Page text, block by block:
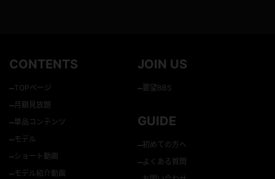
CONTENTS
–TOPページ
–月額見放題
–単品コンテンツ
–モデル
–ショート動画
–モデル紹介動画
JOIN US
–要望BBS
GUIDE
–初めての方へ
–よくある質問